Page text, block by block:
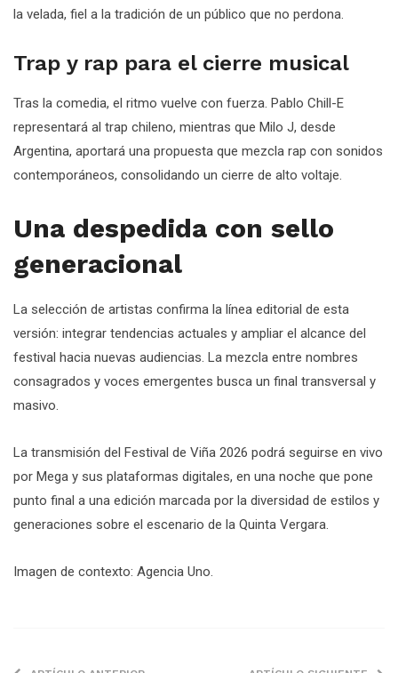
la velada, fiel a la tradición de un público que no perdona.
Trap y rap para el cierre musical
Tras la comedia, el ritmo vuelve con fuerza. Pablo Chill-E
representará al trap chileno, mientras que Milo J, desde
Argentina, aportará una propuesta que mezcla rap con sonidos
contemporáneos, consolidando un cierre de alto voltaje.
Una despedida con sello
generacional
La selección de artistas confirma la línea editorial de esta
versión: integrar tendencias actuales y ampliar el alcance del
festival hacia nuevas audiencias. La mezcla entre nombres
consagrados y voces emergentes busca un final transversal y
masivo.
La transmisión del Festival de Viña 2026 podrá seguirse en vivo
por Mega y sus plataformas digitales, en una noche que pone
punto final a una edición marcada por la diversidad de estilos y
generaciones sobre el escenario de la Quinta Vergara.
Imagen de contexto: Agencia Uno.